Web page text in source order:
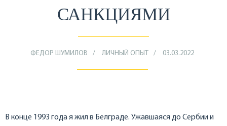
САНКЦИЯМИ
ФЕДОР ШУМИЛОВ ЛИЧНЫЙ ОПЫТ 03.03.2022
В конце 1993 года я жил в Белграде. Ужавшаяся до Сербии и